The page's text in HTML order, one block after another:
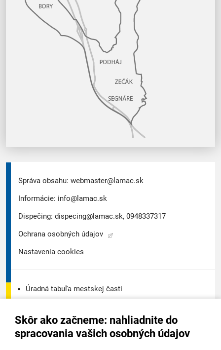
Skôr ako začneme: nahliadnite do
spracovania vašich osobných údajov
Správa obsahu: webmaster@lamac.sk
Informácie: info@lamac.sk
Dispečing: dispecing@lamac.sk, 0948337317
Ochrana osobných údajov
Nastavenia cookies
Úradná tabuľa mestskej časti
Úradná tabuľa stavebného úradu